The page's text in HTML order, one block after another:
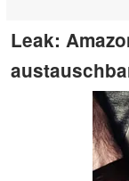
Leak: